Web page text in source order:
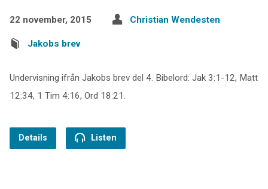
22 november, 2015 Christian Wendesten
Jakobs brev
Undervisning ifrån Jakobs brev del 4. Bibelord: Jak 3:1-12, Matt
12:34, 1 Tim 4:16, Ord 18:21.
Details Listen